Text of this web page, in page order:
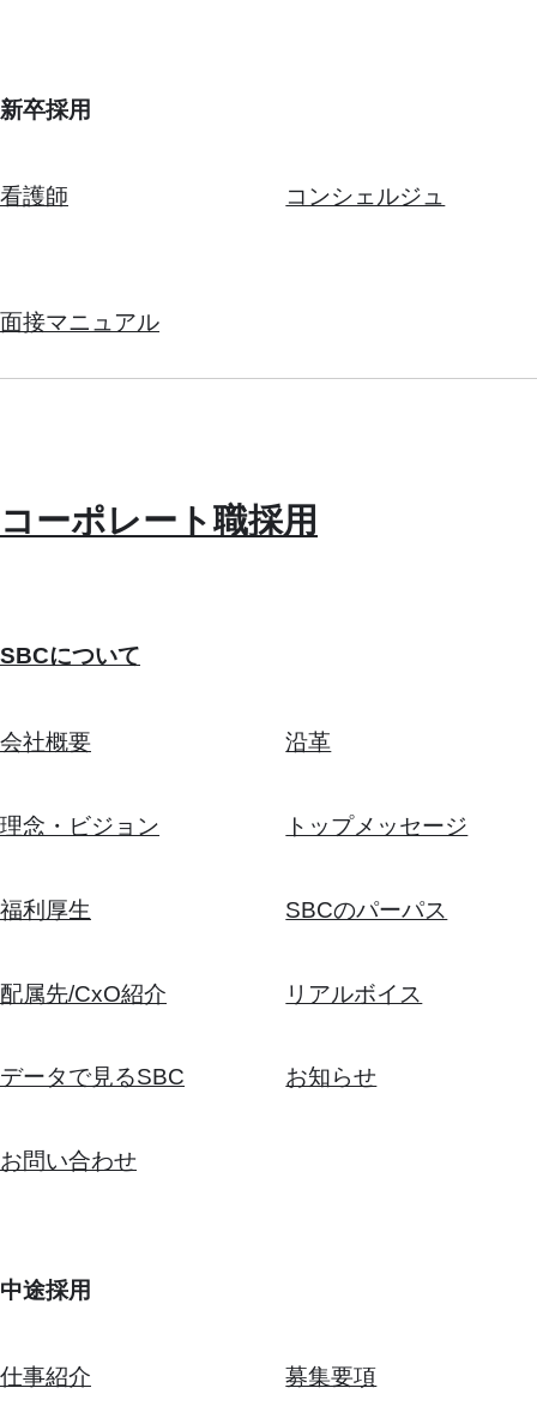
新卒採用
看護師 コンシェルジュ
面接マニュアル
コーポレート職採用
SBCについて
会社概要 沿革
理念・ビジョン トップメッセージ
福利厚生 SBCのパーパス
配属先/CxO紹介 リアルボイス
データで見るSBC お知らせ
お問い合わせ
中途採用
仕事紹介 募集要項